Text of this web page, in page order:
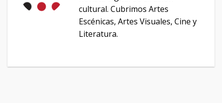
cultural. Cubrimos Artes
Escénicas, Artes Visuales, Cine y
Literatura.